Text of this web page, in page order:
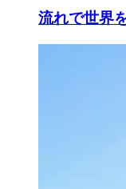
流れで世界